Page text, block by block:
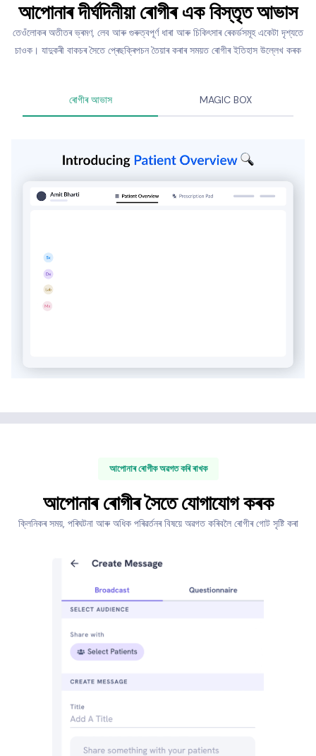
আপোনাৰ দীৰ্ঘদিনীয়া ৰোগীৰ এক বিস্তৃত আভাস
তেওঁলোকৰ অতীতৰ ভ্ৰমণ, লেব আৰু গুৰুত্বপূৰ্ণ ধাৰা আৰু চিকিৎসাৰ ৰেকৰ্ডসমূহ একেটা দৃশ্যতে
চাওক। যাদুকৰী বাকচৰ সৈতে প্ৰেছক্ৰিপচন তৈয়াৰ কৰাৰ সময়ত ৰোগীৰ ইতিহাস উল্লেখ কৰক
ৰোগীৰ আভাস MAGIC BOX
আপোনাৰ ৰোগীক অৱগত কৰি ৰাখক
আপোনাৰ ৰোগীৰ সৈতে যোগাযোগ কৰক
ক্লিনিকৰ সময়, পৰিঘটনা আৰু অধিক পৰিৱৰ্তনৰ বিষয়ে অৱগত কৰিবলৈ ৰোগীৰ গোট সৃষ্টি কৰা